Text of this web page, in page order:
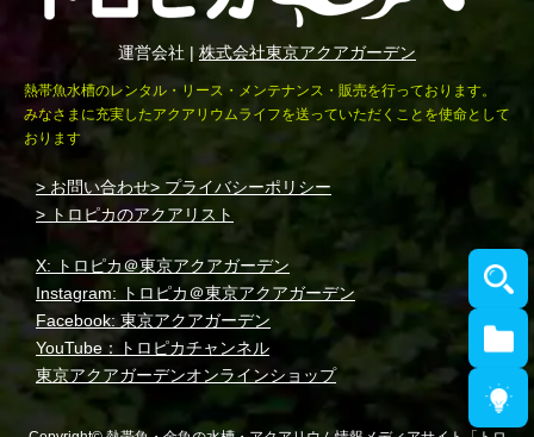
運営会社 | 株式会社東京アクアガーデン
熱帯魚水槽のレンタル・リース・メンテナンス・販売を行っております。
みなさまに充実したアクアリウムライフを送っていただくことを使命として
おります
> お問い合わせ> プライバシーポリシー
> トロピカのアクアリスト
X: トロピカ＠東京アクアガーデン
Instagram: トロピカ＠東京アクアガーデン
Facebook: 東京アクアガーデン
YouTube：トロピカチャンネル
東京アクアガーデンオンラインショップ